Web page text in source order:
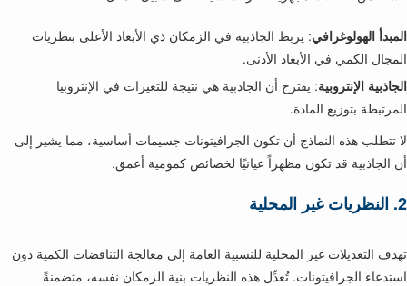
المبدأ الهولوغرافي: يربط الجاذبية في الزمكان ذي الأبعاد الأعلى بنظريات
المجال الكمي في الأبعاد الأدنى.
الجاذبية الإنتروبية: يقترح أن الجاذبية هي نتيجة للتغيرات في الإنتروبيا
المرتبطة بتوزيع المادة.
لا تتطلب هذه النماذج أن تكون الجرافيتونات جسيمات أساسية، مما يشير إلى
أن الجاذبية قد تكون مظهراً عيانيًا لخصائص كمومية أعمق.
2. النظريات غير المحلية
تهدف التعديلات غير المحلية للنسبية العامة إلى معالجة التناقضات الكمية دون
استدعاء الجرافيتونات. تُعدِّل هذه النظريات بنية الزمكان نفسه، متضمنةً